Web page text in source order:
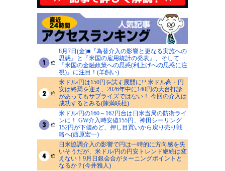
8月7日(金)■『為替介入の影響と更なる実施への
思惑』と『米国の雇用統計の発表』、そして
『米国の金融政策への思惑(利上げへの思惑に注
視)』に注目！(羊飼い)
米ドル/円は150円を試す展開に!? 米ドル高・円
安は終焉を迎え、2026年中に140円の大台打診
があってもサプライズではない！ 今回の介入は
成功するとみる(陳満咲杜)
米ドル/円の160～162円台は日米当局の防衛ライ
ンに！ GW介入時安値155円、神田シーリング
152円が下値めど、押し目買いから戻り売り戦
略へ(西原宏一)
日米協調介入の影響で円は一時的に方向感を失
いそうだが、米ドル/円の円安トレンド継続は変
えない！9月日銀会合がターニングポイントと
なるか？(今井雅人)